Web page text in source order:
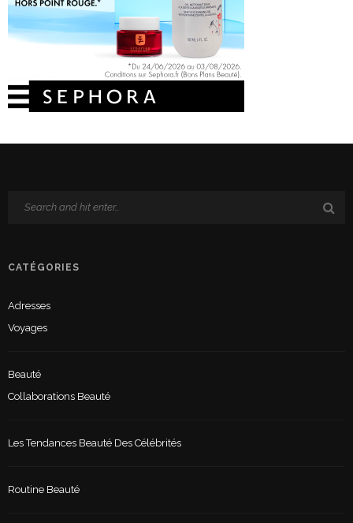
CATÉGORIES
Adresses
Voyages
Beauté
Collaborations Beauté
Les Tendances Beauté Des Célébrités
Routine Beauté